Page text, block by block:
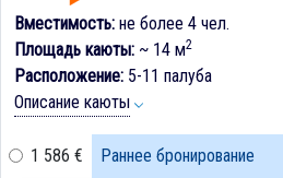
Вместимость: не более 4 чел.
Площадь каюты: ~ 14 м2
Расположение: 5-11 палуба
Описание каюты
1 586 € Раннее бронирование